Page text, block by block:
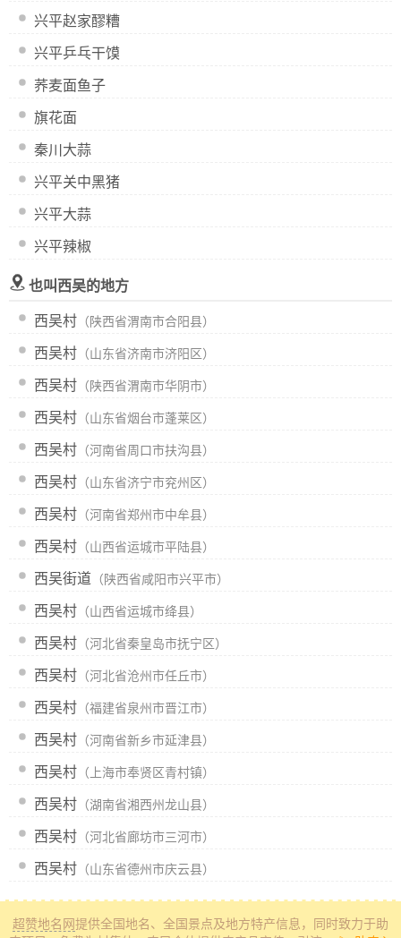
兴平赵家醪糟
兴平乒乓干馍
荞麦面鱼子
旗花面
秦川大蒜
兴平关中黑猪
兴平大蒜
兴平辣椒
也叫西吴的地方
西吴村 （陕西省渭南市合阳县）
西吴村 （山东省济南市济阳区）
西吴村 （陕西省渭南市华阴市）
西吴村 （山东省烟台市蓬莱区）
西吴村 （河南省周口市扶沟县）
西吴村 （山东省济宁市兖州区）
西吴村 （河南省郑州市中牟县）
西吴村 （山西省运城市平陆县）
西吴街道 （陕西省咸阳市兴平市）
西吴村 （山西省运城市绛县）
西吴村 （河北省秦皇岛市抚宁区）
西吴村 （河北省沧州市任丘市）
西吴村 （福建省泉州市晋江市）
西吴村 （河南省新乡市延津县）
西吴村 （上海市奉贤区青村镇）
西吴村 （湖南省湘西州龙山县）
西吴村 （河北省廊坊市三河市）
西吴村 （山东省德州市庆云县）
超赞地名网提供全国地名、全国景点及地方特产信息 ，同时致力于助